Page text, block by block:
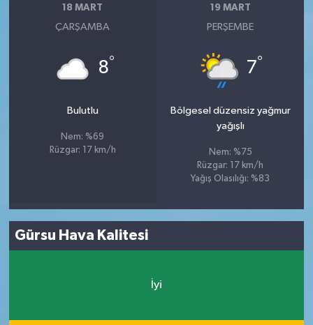
18 MART
ÇARŞAMBA
8°
Bulutlu
Nem: %69
Rüzgar: 17 km/h
19 MART
PERŞEMBE
7°
Bölgesel düzensiz yağmur
yağışlı
Nem: %75
Rüzgar: 17 km/h
Yağış Olasılığı: %83
Gürsu Hava Kalitesi
İyi